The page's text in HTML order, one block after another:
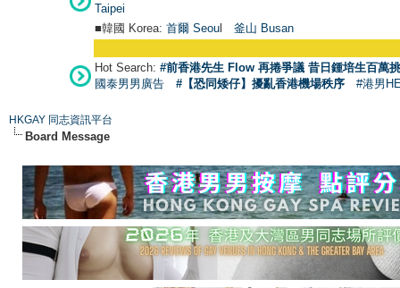
Taipei
■韓國 Korea: 首爾 Seoul 釜山 Busan
Hot Search: #前香港先生 Flow 再捲爭議 昔日鍾培生百萬
國泰男男廣告
#【恐同矮仔】擾亂香港機場秩序 #港男
HKGAY 同志資訊平台
Board Message